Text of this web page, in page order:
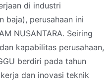
di industri
baja), perusahaan ini
NUSANTARA. Seiring
kapabilitas perusahaan,
berdiri pada tahun
dan inovasi teknik